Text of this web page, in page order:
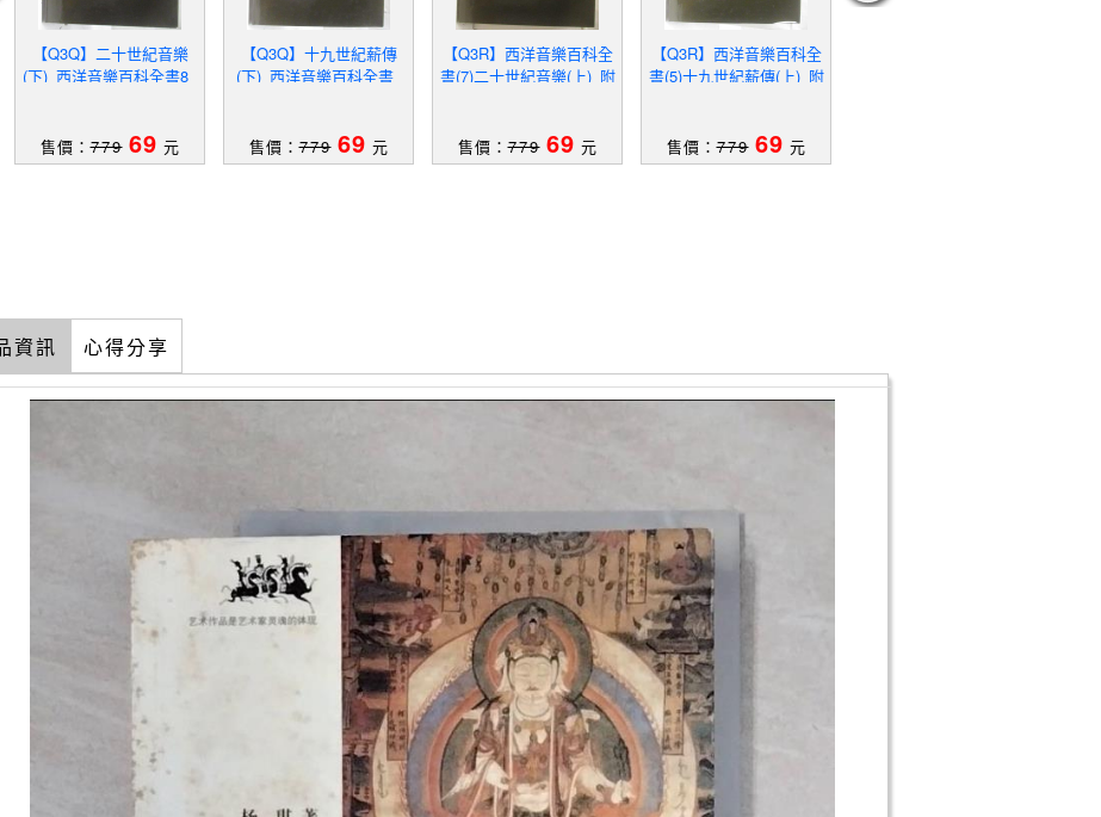
【Q3Q】二十世紀音樂
(下)_西洋音樂百科全書8_
售價：779 69 元
【Q3Q】十九世紀薪傳
(下)_西洋音樂百科全書_
售價：779 69 元
【Q3R】西洋音樂百科全
書(7)二十世紀音樂(上)_附
售價：779 69 元
【Q3R】西洋音樂百科全
書(5)十九世紀薪傳(上)_附
售價：779 69 元
資訊 心得分享